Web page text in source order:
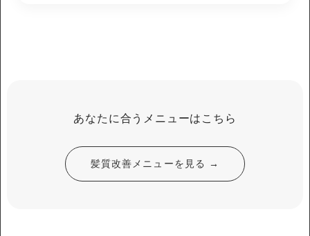
あなたに合うメニューはこちら
髪質改善メニューを見る →